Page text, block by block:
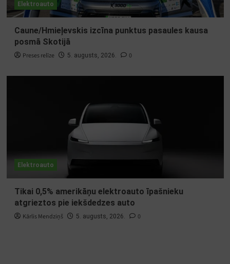
Elektroauto
Caune/Hmieļevskis izcīna punktus pasaules kausa
posmā Skotijā
Preses relīze 5. augusts, 2026. 0
Elektroauto
Tikai 0,5% amerikāņu elektroauto īpašnieku
atgrieztos pie iekšdedzes auto
Kārlis Mendziņš 5. augusts, 2026. 0